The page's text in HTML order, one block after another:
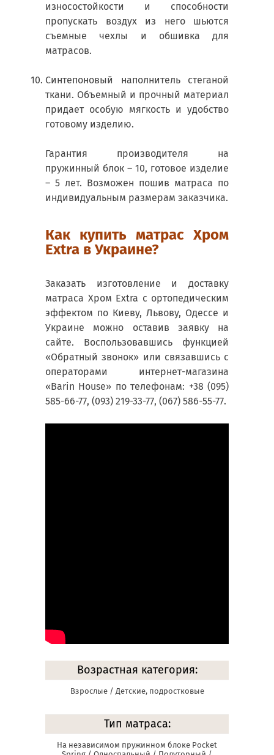
износостойкости и способности
пропускать воздух из него шьются
съемные чехлы и обшивка для
матрасов.
Синтепоновый наполнитель стеганой
ткани. Объемный и прочный материал
придает особую мягкость и удобство
готовому изделию.
Гарантия производителя на
пружинный блок – 10, готовое изделие
– 5 лет. Возможен пошив матраса по
индивидуальным размерам заказчика.
Как купить матрас Хром
Extra в Украине?
Заказать изготовление и доставку
матраса Хром Extra с ортопедическим
эффектом по Киеву, Львову, Одессе и
Украине можно оставив заявку на
сайте. Воспользовавшись функцией
«Обратный звонок» или связавшись с
операторами интернет-магазина
«Barin House» по телефонам: +38 (095)
585-66-77, (093) 219-33-77, (067) 586-55-77.
Возрастная категория:
Взрослые / Детские, подростковые
Тип матраса:
На независимом пружинном блоке Pocket